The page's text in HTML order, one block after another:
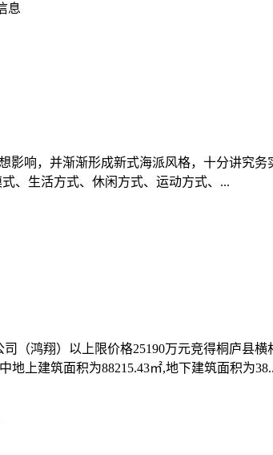
息
影响，并渐渐形成新式海派风格，十分讲究
、生活方式、休闲方式、运动方式、...
（鸿翔）以上限价格25190万元竞得桐庐县
地上建筑面积为88215.43㎡,地下建筑面积为